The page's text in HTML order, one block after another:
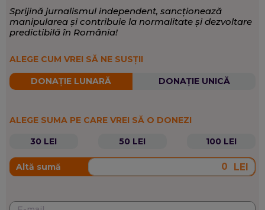
Sprijină jurnalismul independent, sancționează
manipularea și contribuie la normalitate și dezvoltare
predictibilă în România!
ALEGE CUM VREI SĂ NE SUSȚII
DONAȚIE LUNARĂ DONAȚIE UNICĂ
ALEGE SUMA PE CARE VREI SĂ O DONEZI
30 LEI
50 LEI 100 LEI
Altă sumă LEI